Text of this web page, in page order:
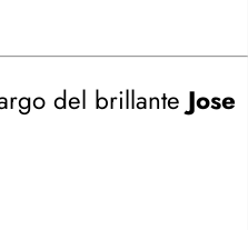
del brillante Jose